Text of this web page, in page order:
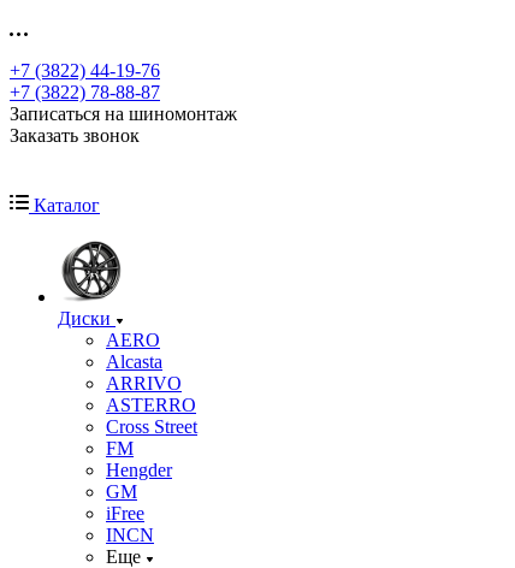
+7 (3822) 44-19-76
+7 (3822) 78-88-87
Записаться на шиномонтаж
Заказать звонок
Каталог
Диски
AERO
Alcasta
ARRIVO
ASTERRO
Cross Street
FM
Hengder
GM
iFree
INCN
Еще